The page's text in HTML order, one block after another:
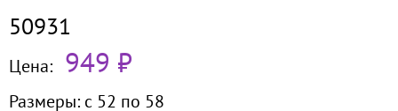
50931
Цена: 949 ₽
Размеры: с 52 по 58